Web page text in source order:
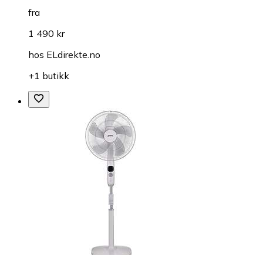
fra
1 490 kr
hos ELdirekte.no
+1 butikk